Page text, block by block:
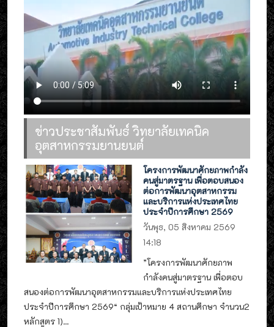
ข่าวประชาสัมพันธ์ วิทยาลัยเทคนิค
อุตสาหกรรมยานยนต์
โครงการพัฒนาศักยภาพกำลัง
คนสู่มาตรฐาน เพื่อตอบสนอง
ต่อการพัฒนาอุตสาหกรรม
และบริการแห่งประเทศไทย
ประจำปีการศึกษา 2569
วันพุธ, 05 สิงหาคม 2569
14:18
”โครงการพัฒนาศักยภาพ
กำลังคนสู่มาตรฐาน เพื่อตอบ
สนองต่อการพัฒนาอุตสาหกรรมและบริการแห่งประเทศไทย
ประจำปีการศึกษา 2569“ กลุ่มเป้าหมาย 4 สถานศึกษา จำนวน2
หลักสูตร 1)...